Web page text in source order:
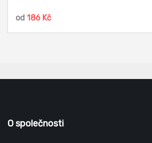
od 186 Kč
O společnosti